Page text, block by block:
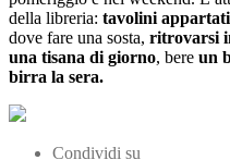
della libreria: tavolini appartati
dove fare una sosta, ritrovarsi
una tisana di giorno, bere un
birra la sera.
Condividi su